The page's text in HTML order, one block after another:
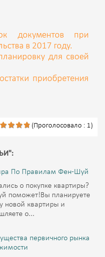
документов при
в 2017 году.
для своей
приобретения
(Проголосовало : 1)
По Правилам Фен-Шуй
о покупке квартиры?
поможет!Вы планируете
новой квартиры и
о...
первичного рынка